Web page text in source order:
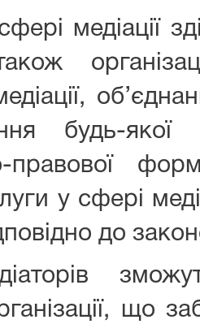
медіації
будь-
правової
у сфері
до
що